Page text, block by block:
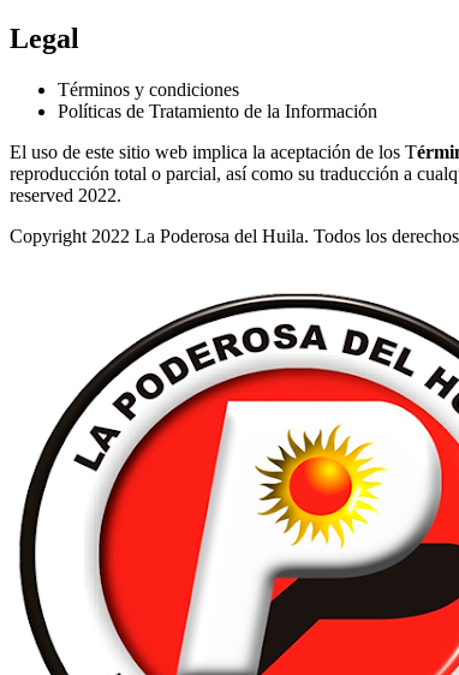
Legal
Términos y condiciones
Políticas de Tratamiento de la Información
El uso de este sitio web implica la aceptación de los T
reproducción total o parcial, así como su traducción a
reserved 2022.
Copyright 2022 La Poderosa del Huila. Todos los